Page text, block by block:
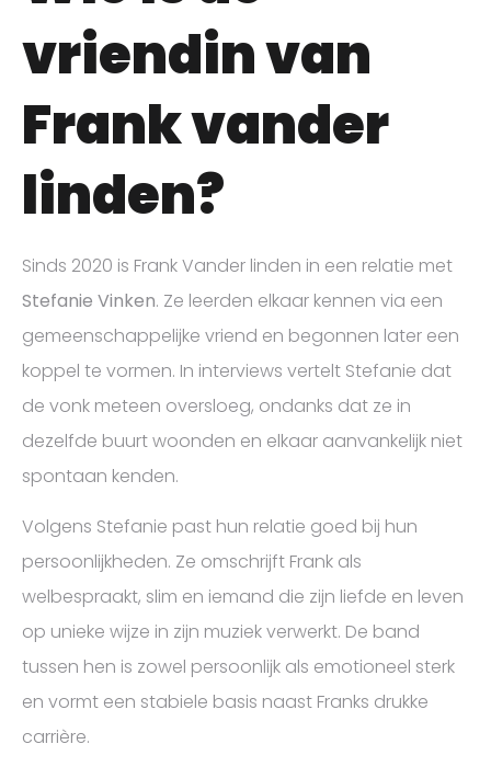
vriendin van
Frank vander
linden?
Sinds 2020 is Frank Vander linden in een relatie met
Stefanie Vinken. Ze leerden elkaar kennen via een
gemeenschappelijke vriend en begonnen later een
koppel te vormen. In interviews vertelt Stefanie dat
de vonk meteen oversloeg, ondanks dat ze in
dezelfde buurt woonden en elkaar aanvankelijk niet
spontaan kenden.
Volgens Stefanie past hun relatie goed bij hun
persoonlijkheden. Ze omschrijft Frank als
welbespraakt, slim en iemand die zijn liefde en leven
op unieke wijze in zijn muziek verwerkt. De band
tussen hen is zowel persoonlijk als emotioneel sterk
en vormt een stabiele basis naast Franks drukke
carrière.